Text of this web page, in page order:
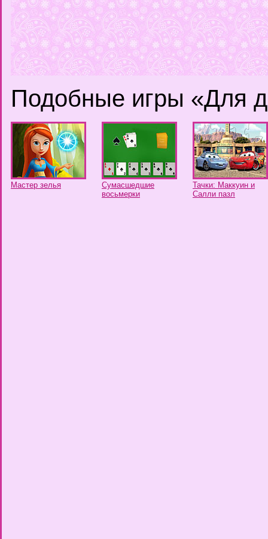
Подобные игры «Для
Мастер зелья
Сумасшедшие
восьмерки
Тачки: Маккуин и
Салли пазл